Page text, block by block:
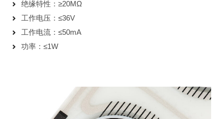
绝缘特性：≥20MΩ
工作电压：≤36V
工作电流：≤50mA
功率：≤1W